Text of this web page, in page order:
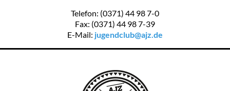
Telefon: (0371) 44 98 7-0
Fax: (0371) 44 98 7-39
E-Mail: jugendclub@ajz.de